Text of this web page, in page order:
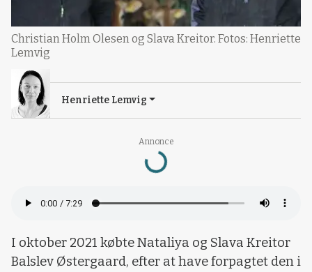
Annonce
Loading...
Christian Holm Olesen og Slava Kreitor. Fotos: Henriette
Lemvig
Henriette Lemvig
I oktober 2021 købte Nataliya og Slava Kreitor
Balslev Østergaard, efter at have forpagtet den i